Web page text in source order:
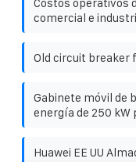
comercial e
Old circuit breaker
Gabinete móvil de
energía de 250 kW
Huawei EE UU